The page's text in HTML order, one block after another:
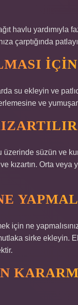
havlu yardımıyla
çarptığında
su ekleyin ve
ve
üzerinde süzün ve
kızartın. Orta veya
için ne
sirke ekleyin.